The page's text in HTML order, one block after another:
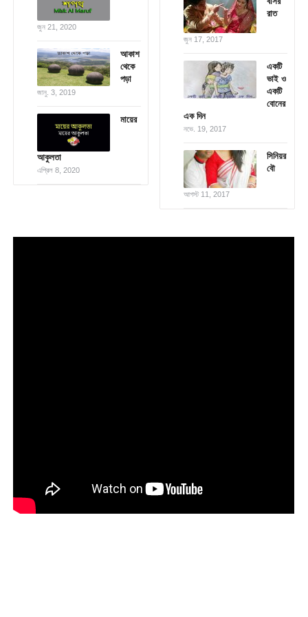
জুন 21, 2020
আকাশ
থেকে
পড়া
জানু. 3, 2019
মায়ের
আকুলতা
এপ্রিল 8, 2020
রাত
জুন 17, 2017
একটি
ভাই ও
একটি
বোনের
এক দিন
নভে. 19, 2017
সিনিয়র
বৌ
আগস্ট 11, 2017